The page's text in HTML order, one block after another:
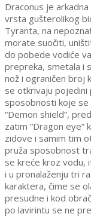
Draconus je
vrsta gušterolikog
Tyranta, na
morate suočiti,
do pobede vodiće
prepreka, smetala i
nož i ograničen broj
se otkrivaju
sposobnosti koje se
“Demon shield”,
zatim “Dragon eye”
zidove i samim tim
pruža sposobnost
se kreće kroz vodu,
i u pronalaženju tri
karaktera, čime se
presudne i kod
po lavirintu se ne